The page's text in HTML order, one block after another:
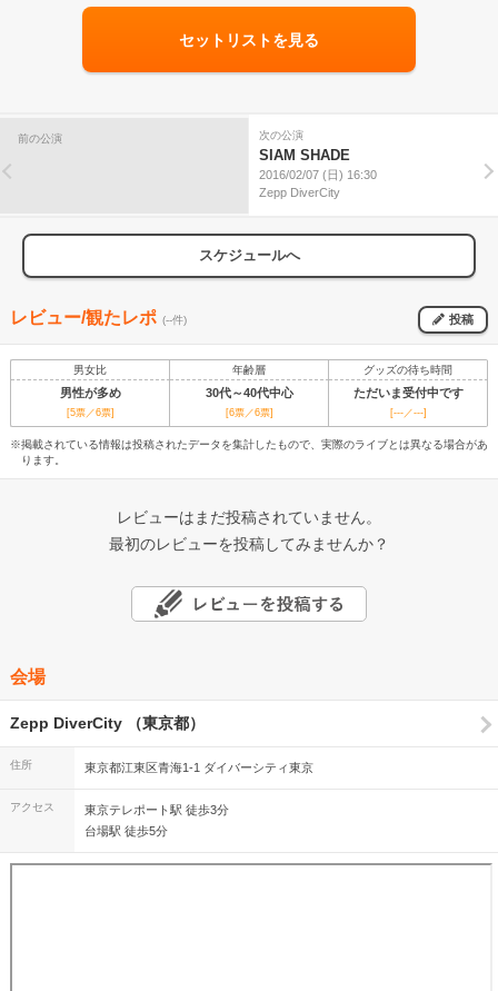
セットリストを見る
前の公演 次の公演
SIAM SHADE
2016/02/07 (日) 16:30
Zepp DiverCity
スケジュールへ
レビュー/観たレポ (--件) 投稿
男女比 年齢層 グッズの待ち時間
男性が多め 30代～40代中心 ただいま受付中です
[5票／6票] [6票／6票] [---／---]
※掲載されている情報は投稿されたデータを集計したもので、実際のライブとは異なる場合があ
ります。
レビューはまだ投稿されていません。
最初のレビューを投稿してみませんか？
会場
Zepp DiverCity （東京都）
住所 東京都江東区青海1-1 ダイバーシティ東京
アクセス
東京テレポート駅 徒歩3分
台場駅 徒歩5分